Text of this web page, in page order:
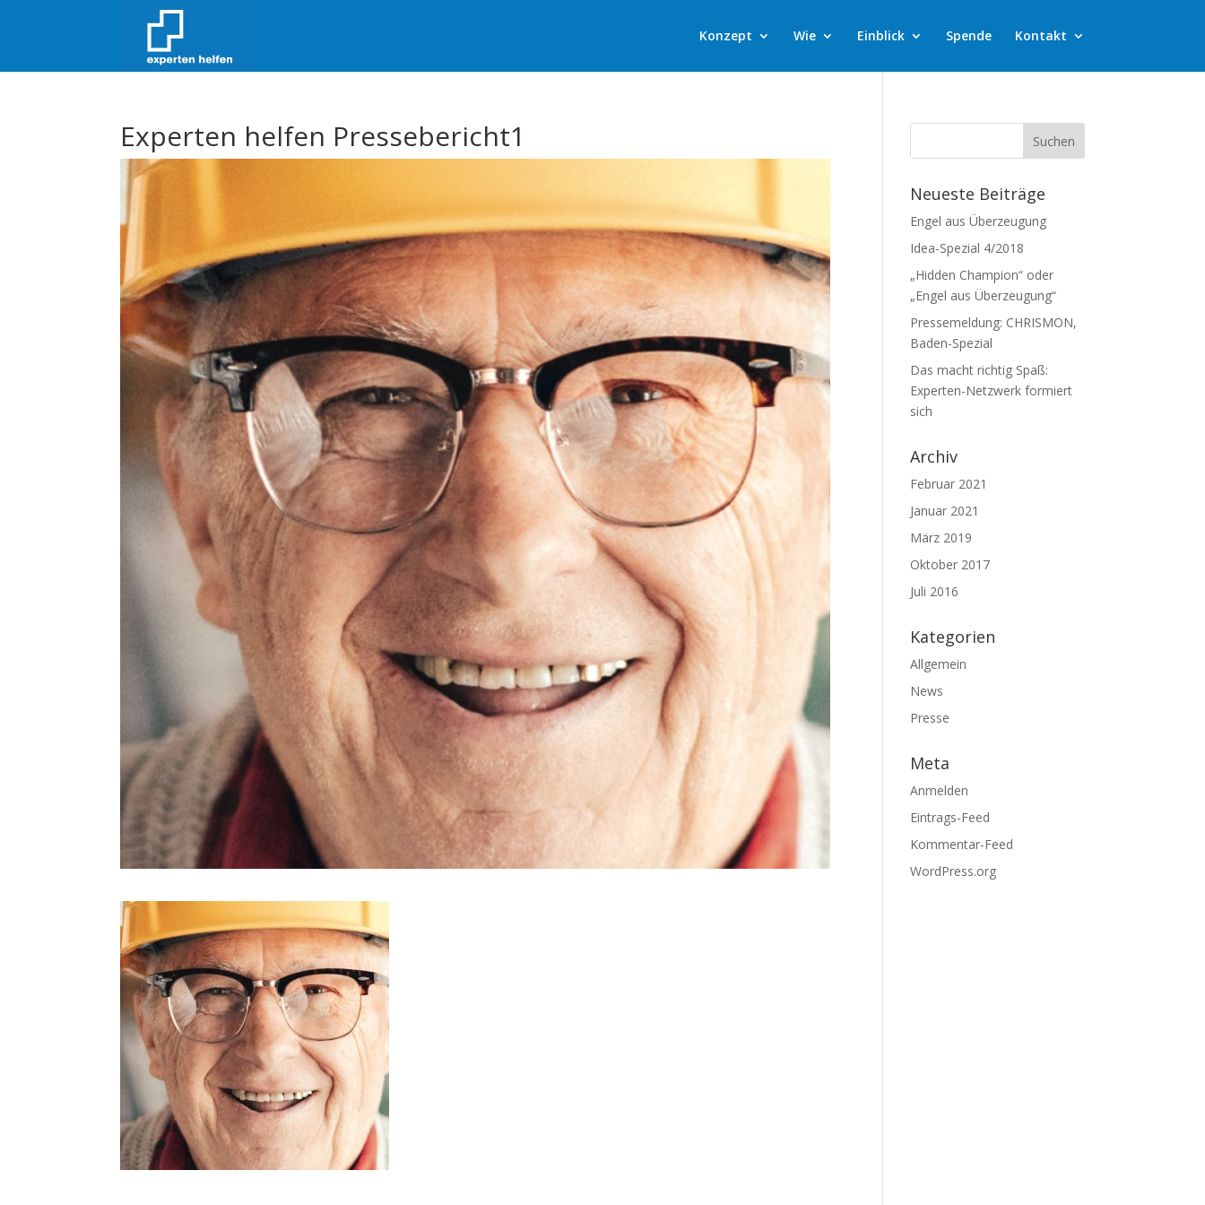
Konzept Wie Einblick Spende Kontakt
Experten helfen Pressebericht1
Neueste Beiträge
Engel aus Überzeugung
Idea-Spezial 4/2018
„Hidden Champion“ oder
„Engel aus Überzeugung“
Pressemeldung: CHRISMON,
Baden-Spezial
Das macht richtig Spaß:
Experten-Netzwerk formiert
sich
Archiv
Februar 2021
Januar 2021
März 2019
Oktober 2017
Juli 2016
Kategorien
Allgemein
News
Presse
Meta
Anmelden
Eintrags-Feed
Kommentar-Feed
WordPress.org